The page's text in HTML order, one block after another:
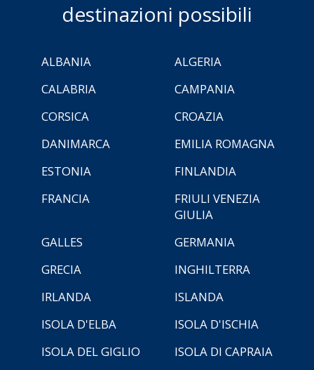
destinazioni possibili
ALBANIA
ALGERIA
CALABRIA
CAMPANIA
CORSICA
CROAZIA
DANIMARCA
EMILIA ROMAGNA
ESTONIA
FINLANDIA
FRANCIA
FRIULI VENEZIA
GIULIA
GALLES
GERMANIA
GRECIA
INGHILTERRA
IRLANDA
ISLANDA
ISOLA D'ELBA
ISOLA D'ISCHIA
ISOLA DEL GIGLIO
ISOLA DI CAPRAIA